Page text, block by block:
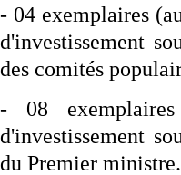
- 04 exemplaires
d'investissement
des comités
- 08
d'investissement
du Premier ministre.